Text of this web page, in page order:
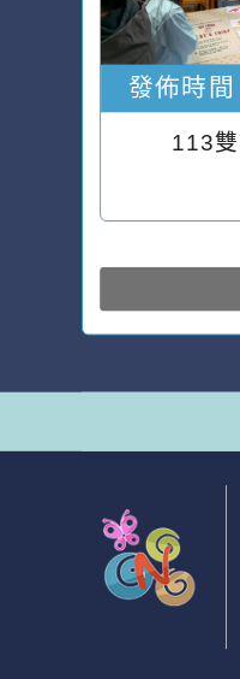
發佈時
113